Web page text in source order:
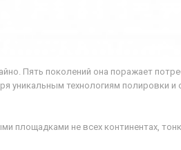
Пять поколений она поражает
технологиям полировки и
площадками не всех континентах,